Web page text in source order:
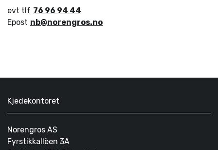
evt tlf 76 96 94 44
Epost nb@norengros.no
Kjedekontoret
Norengros AS
Fyrstikkallèen 3A